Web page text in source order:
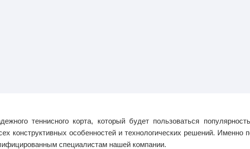
теннисного корта, который будет пользоваться
конструктивных особенностей и технологических решений. Именно
специалистам нашей компании.